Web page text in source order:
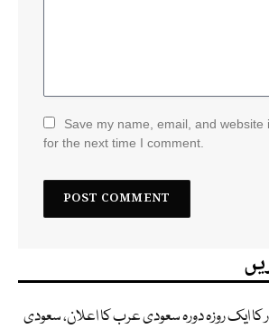
Save my name, email, and website
for the next time I comment.
ایک روزہ دورہ سعودی عرب کا اعلان، سعودی